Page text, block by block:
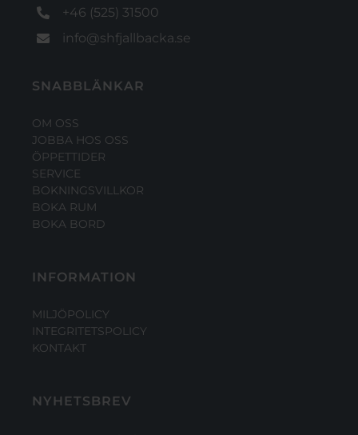
+46 (525) 31500
info@shfjallbacka.se
SNABBLÄNKAR
OM OSS
JOBBA HOS OSS
ÖPPETTIDER
SERVICE
BOKNINGSVILLKOR
BOKA RUM
BOKA BORD
INFORMATION
MILJÖPOLICY
INTEGRITETSPOLICY
KONTAKT
NYHETSBREV